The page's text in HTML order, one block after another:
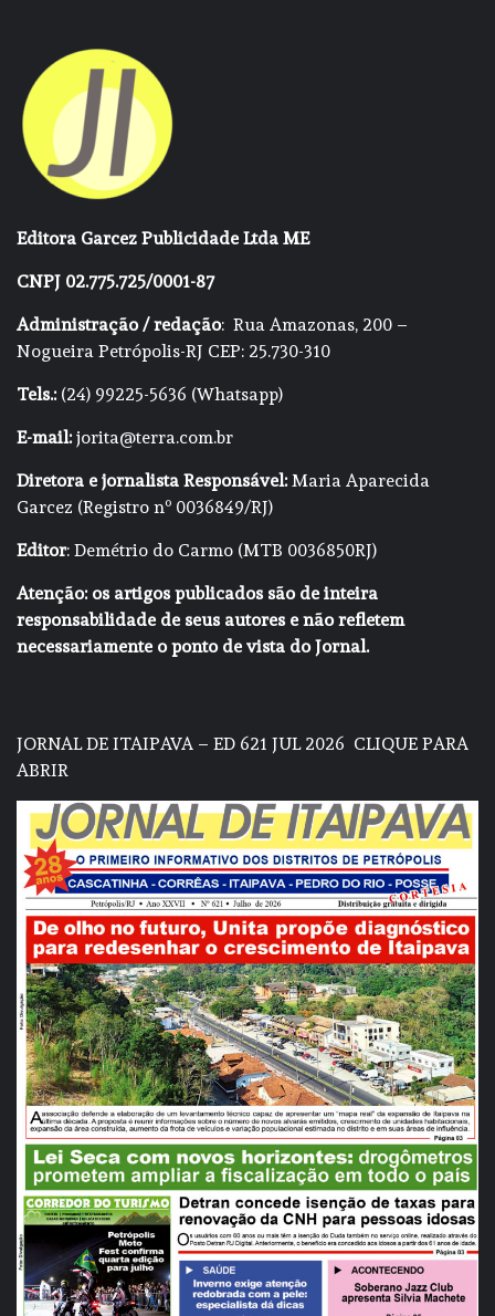
Editora Garcez Publicidade Ltda ME
CNPJ 02.775.725/0001-87
Administração / redação: Rua Amazonas, 200 –
Nogueira Petrópolis-RJ CEP: 25.730-310
Tels.:(24) 99225-5636 (Whatsapp)
E-mail:jorita@terra.com.br
Diretora e jornalista Responsável:Maria Aparecida
Garcez (Registro nº 0036849/RJ)
Editor: Demétrio do Carmo (MTB 0036850RJ)
Atenção: os artigos publicados são de inteira
responsabilidade de seus autores e não refletem
necessariamente o ponto de vista do Jornal.
JORNAL DE ITAIPAVA – ED 621 JUL 2026 CLIQUE PARA
ABRIR